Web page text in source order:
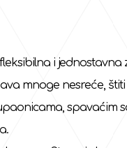
i jednostavna
mnoge nesreće,
spavaćim